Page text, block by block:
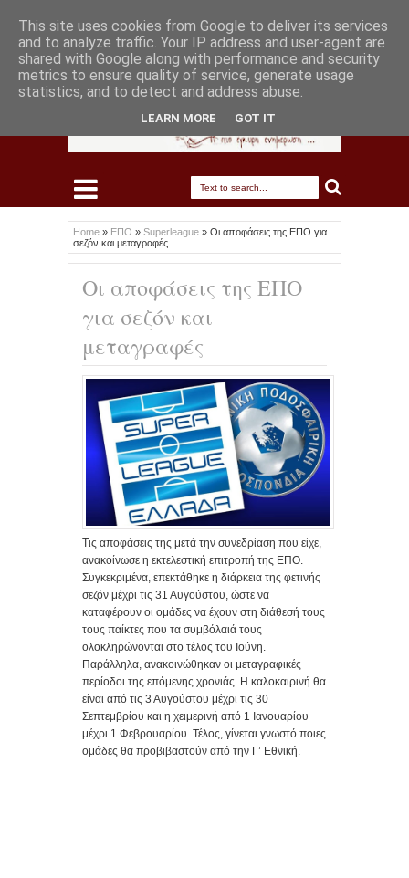
Home » ΕΠΟ » Superleague » Οι αποφάσεις της ΕΠΟ για
σεζόν και μεταγραφές
Οι αποφάσεις της ΕΠΟ
για σεζόν και
μεταγραφές
Τις αποφάσεις της μετά την συνεδρίαση που είχε,
ανακοίνωσε η εκτελεστική επιτροπή της ΕΠΟ.
Συγκεκριμένα, επεκτάθηκε η διάρκεια της φετινής
σεζόν μέχρι τις 31 Αυγούστου, ώστε να
καταφέρουν οι ομάδες να έχουν στη διάθεσή τους
τους παίκτες που τα συμβόλαιά τους
ολοκληρώνονται στο τέλος του Ιούνη.
Παράλληλα, ανακοινώθηκαν οι μεταγραφικές
περίοδοι της επόμενης χρονιάς. Η καλοκαιρινή θα
είναι από τις 3 Αυγούστου μέχρι τις 30
Σεπτεμβρίου και η χειμερινή από 1 Ιανουαρίου
μέχρι 1 Φεβρουαρίου. Τέλος, γίνεται γνωστό ποιες
ομάδες θα προβιβαστούν από την Γ’ Εθνική.
This site uses cookies from Google to deliver its services
and to analyze traffic. Your IP address and user-agent are
shared with Google along with performance and security
metrics to ensure quality of service, generate usage
statistics, and to detect and address abuse.
LEARN MORE GOT IT